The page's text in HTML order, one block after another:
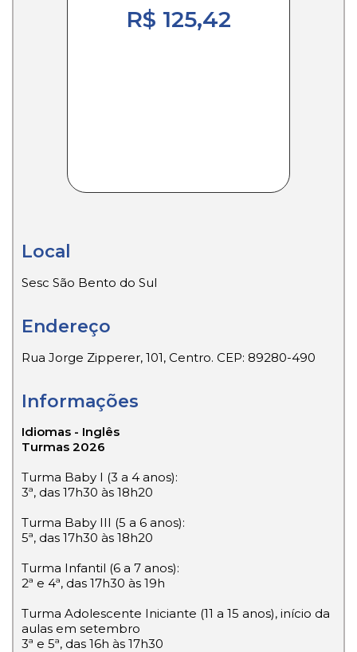
R$ 125,42
Local
Sesc São Bento do Sul
Endereço
Rua Jorge Zipperer, 101, Centro. CEP: 89280-490
Informações
Idiomas - Inglês
Turmas 2026
Turma Baby I (3 a 4 anos):
3ª, das 17h30 às 18h20
Turma Baby III (5 a 6 anos):
5ª, das 17h30 às 18h20
Turma Infantil (6 a 7 anos):
2ª e 4ª, das 17h30 às 19h
Turma Adolescente Iniciante (11 a 15 anos), início da
aulas em setembro
3ª e 5ª, das 16h às 17h30